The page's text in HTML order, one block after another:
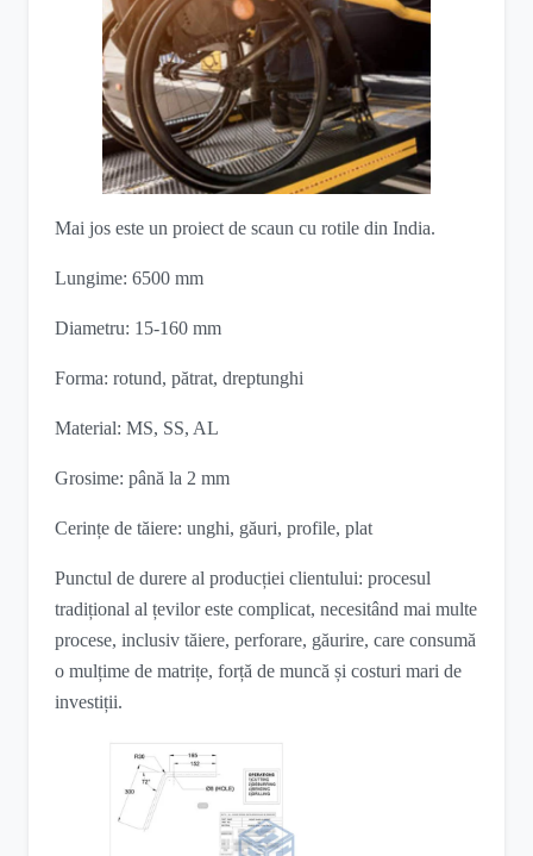
Mai jos este un proiect de scaun cu rotile din India.
Lungime: 6500 mm
Diametru: 15-160 mm
Forma: rotund, pătrat, dreptunghi
Material: MS, SS, AL
Grosime: până la 2 mm
Cerințe de tăiere: unghi, găuri, profile, plat
Punctul de durere al producției clientului: procesul
tradițional al țevilor este complicat, necesitând mai multe
procese, inclusiv tăiere, perforare, găurire, care consumă
o mulțime de matrițe, forță de muncă și costuri mari de
investiții.